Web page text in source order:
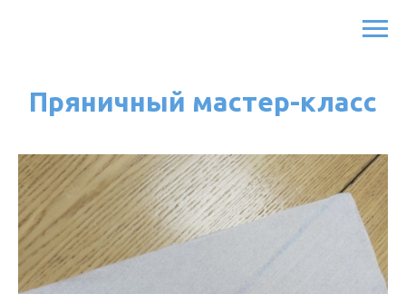
Пряничный мастер-класс